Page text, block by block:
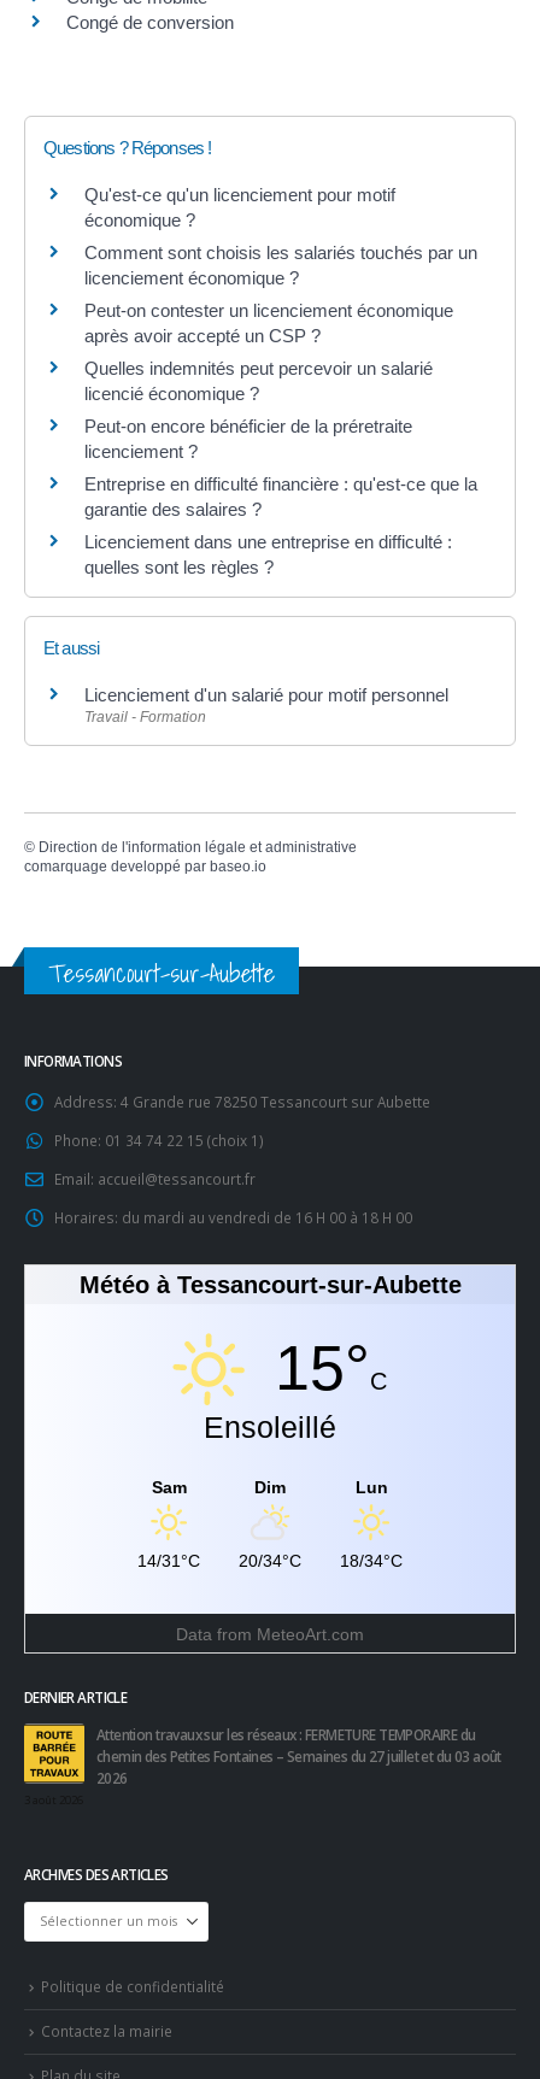
Congé de conversion
Questions ? Réponses !
Qu'est-ce qu'un licenciement pour motif
économique ?
Comment sont choisis les salariés touchés par un
licenciement économique ?
Peut-on contester un licenciement économique
après avoir accepté un CSP ?
Quelles indemnités peut percevoir un salarié
licencié économique ?
Peut-on encore bénéficier de la préretraite
licenciement ?
Entreprise en difficulté financière : qu'est-ce que la
garantie des salaires ?
Licenciement dans une entreprise en difficulté :
quelles sont les règles ?
Et aussi
Licenciement d'un salarié pour motif personnel
Travail - Formation
© Direction de l'information légale et administrative
comarquage developpé par baseo.io
Tessancourt-sur-Aubette
INFORMATIONS
Address: 4 Grande rue 78250 Tessancourt sur Aubette
Phone: 01 34 74 22 15 (choix 1)
Email: accueil@tessancourt.fr
Horaires: du mardi au vendredi de 16 H 00 à 18 H 00
Météo à Tessancourt-sur-Aubette
15°C
Ensoleillé
Sam
14/31°C
Dim
20/34°C
Lun
18/34°C
Data from MeteoArt.com
DERNIER ARTICLE
Attention travaux sur les réseaux : FERMETURE TEMPORAIRE du
chemin des Petites Fontaines – Semaines du 27 juillet et du 03 août
2026
ARCHIVES DES ARTICLES
Archives
des
Politique de confidentialité
Contactez la mairie
Plan du site